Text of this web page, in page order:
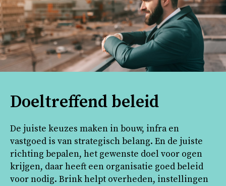
Doeltreffend beleid
De juiste keuzes maken in bouw, infra en
vastgoed is van strategisch belang. En de juiste
richting bepalen, het gewenste doel voor ogen
krijgen, daar heeft een organisatie goed beleid
voor nodig. Brink helpt overheden, instellingen